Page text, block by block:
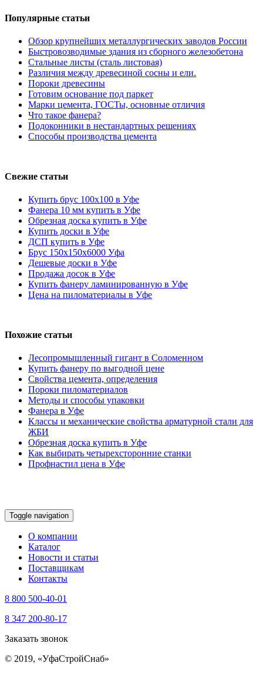
Популярные статьи
Обзор крупнейших металлургических заводов России
Быстровозводимые здания из сборного железобетона
Стальные листы (сталь листовая)
Различия между древесиной сосны и ели.
Пороки древесины
Готовим основание под паркет
Марки цемента, ГОСТы, основные отличия
Что такое фанера?
Подоконники в нестандартных решениях
Способы производства цемента
Свежие статьи
Купить брус 100х100 в Уфе
Фанера 10 мм купить в Уфе
Обрезная доска купить в Уфе
Купить доски в Уфе
ДСП купить в Уфе
Брус 150х150х6000 Уфа
Дешевые доски в Уфе
Продажа досок в Уфе
Купить фанеру ламинированную в Уфе
Цена на пиломатериалы в Уфе
Похожие статьи
Лесопромышленный гигант в Соломенном
Купить фанеру по выгодной цене
Свойства цемента, определения
Пороки пиломатериалов
Методы и способы упаковки
Фанера в Уфе
Классы и механические свойства арматурной стали для
ЖБИ
Обрезная доска купить в Уфе
Как выбирать четырехсторонние станки
Профнастил цена в Уфе
Toggle navigation
О компании
Каталог
Новости и статьи
Поставщикам
Контакты
8 800 500-40-01
8 347 200-80-17
Заказать звонок
© 2019, «УфаСтройСнаб»